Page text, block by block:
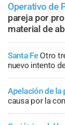
Operativo de
pareja por
material de
Santa Fe Otro
nuevo intento
Apelación de la
causa por la